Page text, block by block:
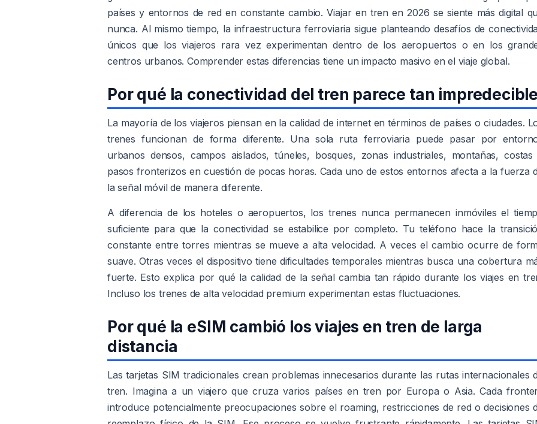
países y entornos de red en constante cambio. Viajar en tren en 2026 se siente más digital
nunca. Al mismo tiempo, la infraestructura ferroviaria sigue planteando desafíos de
únicos que los viajeros rara vez experimentan dentro de los aeropuertos o en los
centros urbanos. Comprender estas diferencias tiene un impacto masivo en el viaje global.
Por qué la conectividad del tren parece tan impredecible
La mayoría de los viajeros piensan en la calidad de internet en términos de países o ciudades.
trenes funcionan de forma diferente. Una sola ruta ferroviaria puede pasar por
urbanos densos, campos aislados, túneles, bosques, zonas industriales, montañas,
pasos fronterizos en cuestión de pocas horas. Cada uno de estos entornos afecta a la fuerza
la señal móvil de manera diferente.
A diferencia de los hoteles o aeropuertos, los trenes nunca permanecen inmóviles el
suficiente para que la conectividad se estabilice por completo. Tu teléfono hace la
constante entre torres mientras se mueve a alta velocidad. A veces el cambio ocurre de
suave. Otras veces el dispositivo tiene dificultades temporales mientras busca una cobertura
fuerte. Esto explica por qué la calidad de la señal cambia tan rápido durante los viajes en
Incluso los trenes de alta velocidad premium experimentan estas fluctuaciones.
Por qué la eSIM cambió los viajes en tren de larga
distancia
Las tarjetas SIM tradicionales crean problemas innecesarios durante las rutas internacionales
tren. Imagina a un viajero que cruza varios países en tren por Europa o Asia. Cada
introduce potencialmente preocupaciones sobre el roaming, restricciones de red o decisiones